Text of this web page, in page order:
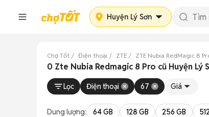
Huyện Lý Sơn
Chợ Tốt Điện thoại ZTE ZTE Nubia RedMagic 8
0 Zte Nubia Redmagic 8 Pro cũ Huyện Lý
Lọc Điện thoại 67 Giá
Dung lượng: 64 GB 128 GB 256 GB